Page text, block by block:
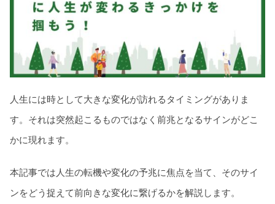
人生には時として大きな変化が訪れるタイミングがありま
す。それは突然起こるものではなく前兆となるサインがどこ
かに現れます。
本記事では人生の転機や変化の予兆に焦点を当て、そのサイ
ンをどう捉えて前向きな変化に繋げるかを解説します。